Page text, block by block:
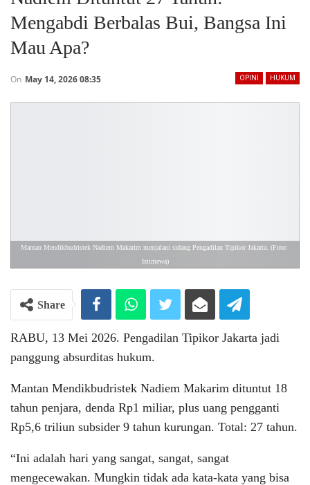
Mengabdi Berbalas Bui, Bangsa Ini
Mau Apa?
OPINI HUKUM
On May 14, 2026 08:35
Mantan Mendikbudristek Nadiem Makarim menjalani sidang Pengadilan Tipikor Jakarta. (Foto:
Istimewa)
Share
RABU, 13 Mei 2026. Pengadilan Tipikor Jakarta jadi
panggung absurditas hukum.
Mantan Mendikbudristek Nadiem Makarim dituntut 18
tahun penjara, denda Rp1 miliar, plus uang pengganti
Rp5,6 triliun subsider 9 tahun kurungan. Total: 27 tahun.
“Ini adalah hari yang sangat, sangat, sangat
mengecewakan. Mungkin tidak ada kata-kata yang bisa